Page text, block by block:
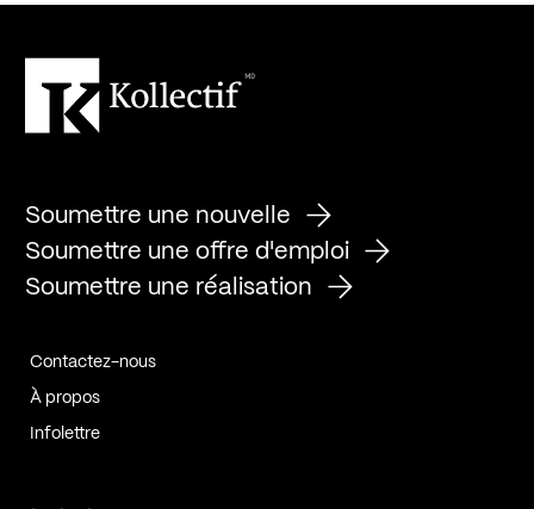
Soumettre une nouvelle
Soumettre une offre d'emploi
Soumettre une réalisation
Contactez-nous
À propos
Infolettre